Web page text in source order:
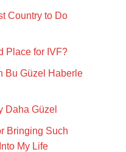
Country to Do
Place for IVF?
Bu Güzel Haberle
Daha Güzel
Bringing Such
My Life